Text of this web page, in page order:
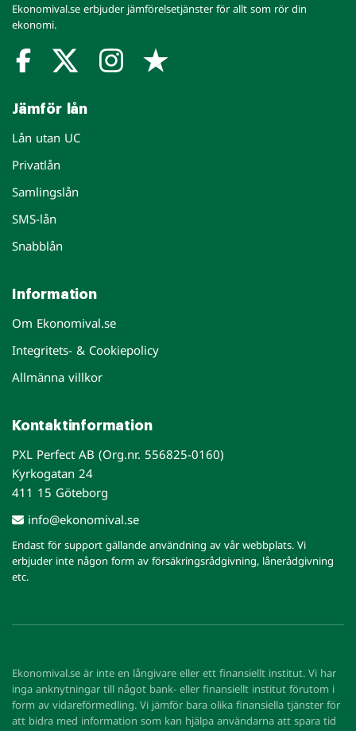
Ekonomival.se erbjuder jämförelsetjänster för allt som rör din
ekonomi.
Jämför lån
Lån utan UC
Privatlån
Samlingslån
SMS-lån
Snabblån
Information
Om Ekonomival.se
Integritets- & Cookiepolicy
Allmänna villkor
Kontaktinformation
PXL Perfect AB (Org.nr. 556825-0160)
Kyrkogatan 24
411 15 Göteborg
info@ekonomival.se
Endast för support gällande användning av vår webbplats. Vi
erbjuder inte någon form av försäkringsrådgivning, lånerådgivning
etc.
Ekonomival.se är inte en långivare eller ett finansiellt institut. Vi har
inga anknytningar till något bank- eller finansiellt institut förutom i
form av vidareförmedling. Vi jämför bara olika finansiella tjänster för
att bidra med information som kan hjälpa användarna att spara tid